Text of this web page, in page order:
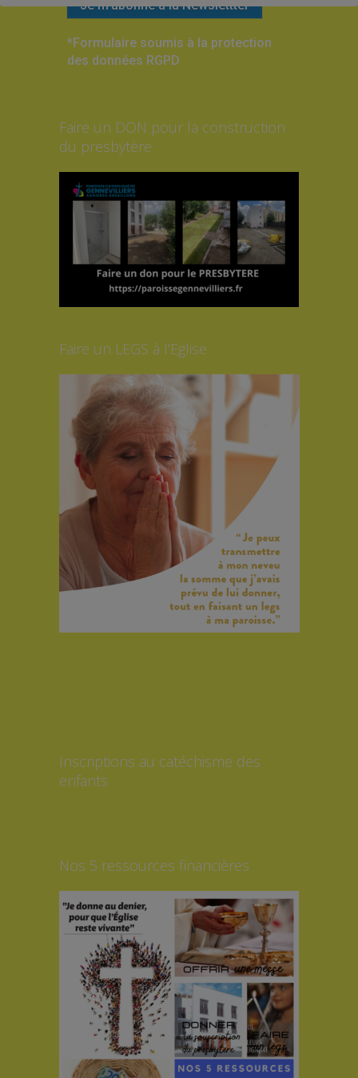
*Formulaire soumis à la protection
des données RGPD
Faire un DON pour la construction
du presbytère
Faire un LEGS à l’Eglise
Inscriptions au catéchisme des
enfants
Nos 5 ressources financières